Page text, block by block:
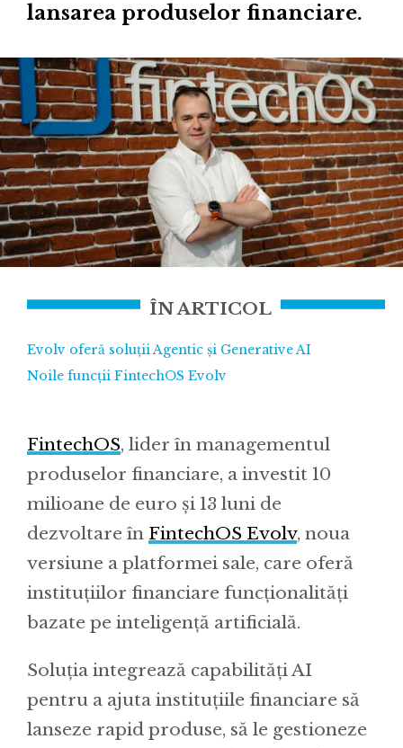
lansarea produselor financiare.
ÎN ARTICOL
Evolv oferă soluții Agentic și Generative AI
Noile funcții FintechOS Evolv
FintechOS, lider în managementul
produselor financiare, a investit 10
milioane de euro și 13 luni de
dezvoltare în FintechOS Evolv, noua
versiune a platformei sale, care oferă
instituțiilor financiare funcționalități
bazate pe inteligență artificială.
Soluția integrează capabilități AI
pentru a ajuta instituțiile financiare să
lanseze rapid produse, să le gestioneze